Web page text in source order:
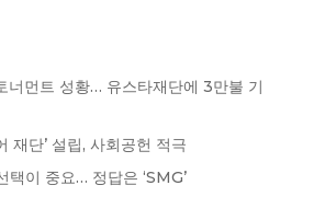
너먼트 성황… 유스타재단에 3만불 기
재단’ 설립, 사회공헌 적극
이 중요… 정답은 ‘SMG’